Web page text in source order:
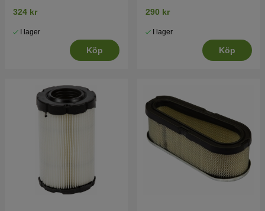
324 kr
I lager
Köp
290 kr
I lager
Köp